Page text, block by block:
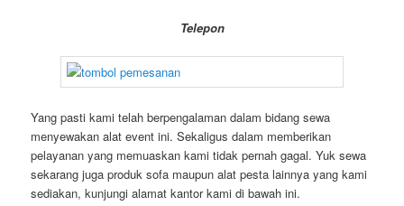
Telepon
Yang pasti kami telah berpengalaman dalam bidang sewa
menyewakan alat event ini. Sekaligus dalam memberikan
pelayanan yang memuaskan kami tidak pernah gagal. Yuk sewa
sekarang juga produk sofa maupun alat pesta lainnya yang kami
sediakan, kunjungi alamat kantor kami di bawah ini.